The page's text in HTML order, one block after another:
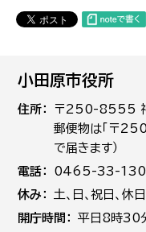
小田原市役所
住所
〒250-8555 神
郵便物は「〒
で届きます）
電話
0465-33-1300
休み
土､日､祝日、休
開庁時間
平日8時30